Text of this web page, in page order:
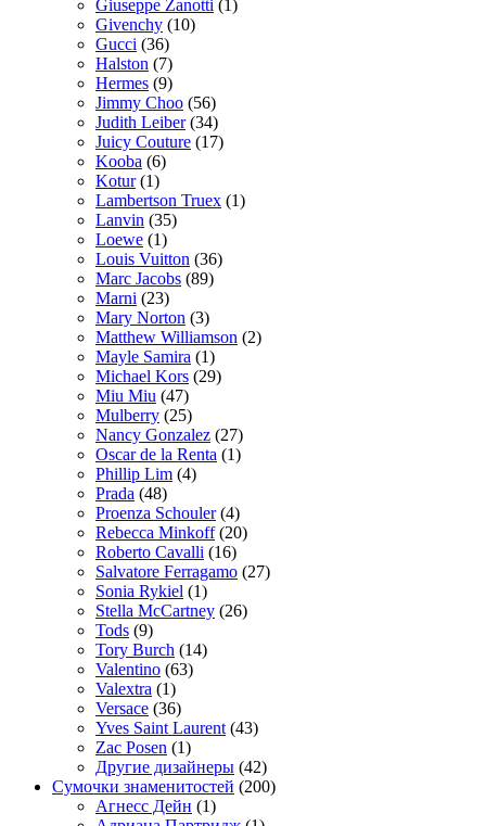
Giuseppe Zanotti (1)
Givenchy (10)
Gucci (36)
Halston (7)
Hermes (9)
Jimmy Choo (56)
Judith Leiber(34)
Juicy Couture (17)
Kooba (6)
Kotur(1)
Lambertson Truex (1)
Lanvin (35)
Loewe (1)
Louis Vuitton (36)
Marc Jacobs (89)
Marni (23)
Mary Norton (3)
Matthew Williamson (2)
Mayle Samira (1)
Michael Kors (29)
Miu Miu (47)
Mulberry (25)
Nancy Gonzalez (27)
Oscar de la Renta (1)
Phillip Lim (4)
Prada (48)
Proenza Schouler(4)
Rebecca Minkoff(20)
Roberto Cavalli (16)
Salvatore Ferragamo (27)
Sonia Rykiel (1)
Stella McCartney (26)
Tods (9)
Tory Burch (14)
Valentino (63)
Valextra (1)
Versace (36)
Yves Saint Laurent (43)
Zac Posen (1)
Другие дизайнеры (42)
Сумочки знаменитостей (200)
Агнесс Дейн (1)